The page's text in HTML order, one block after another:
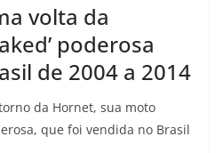
volta da
poderosa
de 2004 a 2014
da Hornet, sua moto
que foi vendida no Brasil